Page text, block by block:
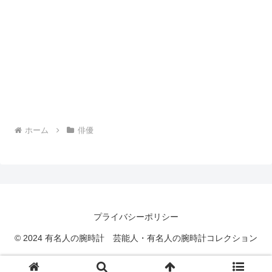
ホーム 俳優
プライバシーポリシー
© 2024 有名人の腕時計 芸能人・有名人の腕時計コレクション